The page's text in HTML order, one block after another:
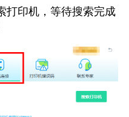
打印机，等待搜索完成